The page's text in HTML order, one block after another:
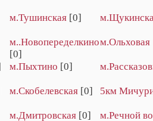
м.Тушинская [0]
м..Новопеределкино
[0]
м.Ольховая
м.Пыхтино [0]
м.Скобелевская [0] 5км
м.Дмитровская [0] м.Речной